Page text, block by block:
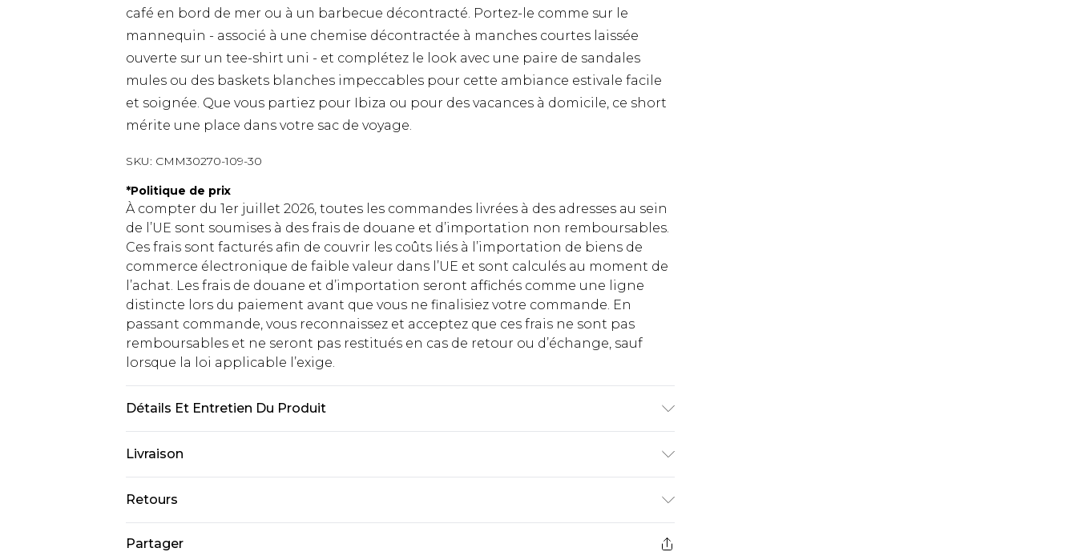
café en bord de mer ou à un barbecue décontracté. Portez-le comme sur le
mannequin - associé à une chemise décontractée à manches courtes laissée
ouverte sur un tee-shirt uni - et complétez le look avec une paire de sandales
mules ou des baskets blanches impeccables pour cette ambiance estivale facile
et soignée. Que vous partiez pour Ibiza ou pour des vacances à domicile, ce short
mérite une place dans votre sac de voyage.
SKU: CMM30270-109-30
*Politique de prix
À compter du 1er juillet 2026, toutes les commandes livrées à des adresses au sein
de l’UE sont soumises à des frais de douane et d’importation non remboursables.
Ces frais sont facturés afin de couvrir les coûts liés à l’importation de biens de
commerce électronique de faible valeur dans l’UE et sont calculés au moment de
l’achat. Les frais de douane et d’importation seront affichés comme une ligne
distincte lors du paiement avant que vous ne finalisiez votre commande. En
passant commande, vous reconnaissez et acceptez que ces frais ne sont pas
remboursables et ne seront pas restitués en cas de retour ou d’échange, sauf
lorsque la loi applicable l’exige.
Détails Et Entretien Du Produit
Livraison
Livraison standard France
€2.99
Livraison express France
€9.99
Retours
nous retourner un article.
Partager